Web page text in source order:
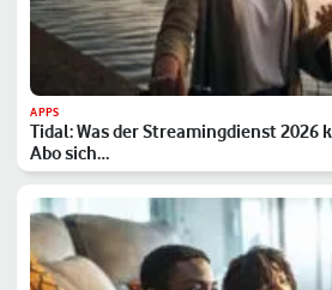
APPS
Tidal: Was der Streamingdienst 2026
Abo sich…